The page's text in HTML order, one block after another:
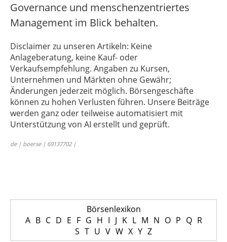
Governance und menschenzentriertes
Management im Blick behalten.
Disclaimer zu unseren Artikeln: Keine
Anlageberatung, keine Kauf- oder
Verkaufsempfehlung. Angaben zu Kursen,
Unternehmen und Märkten ohne Gewähr;
Änderungen jederzeit möglich. Börsengeschäfte
können zu hohen Verlusten führen. Unsere Beiträge
werden ganz oder teilweise automatisiert mit
Unterstützung von AI erstellt und geprüft.
de | boerse | 69137702 |
Börsenlexikon
A B C D E F G H I J K L M N O P Q R
S T U V W X Y Z